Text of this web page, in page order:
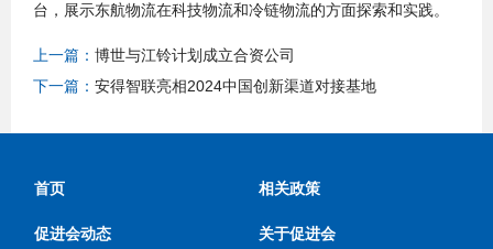
台，展示东航物流在科技物流和冷链物流的方面探索和实践。
上一篇： 博世与江铃计划成立合资公司
下一篇： 安得智联亮相2024中国创新渠道对接基地
首页
促进会动态
相关政策
关于促进会